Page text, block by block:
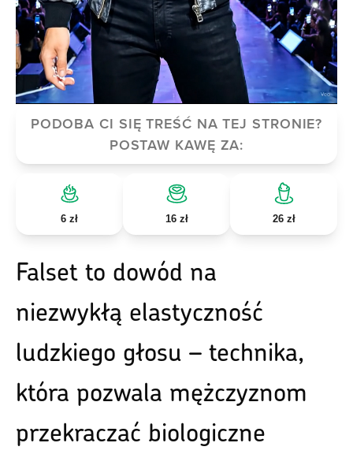
PODOBA CI SIĘ TREŚĆ NA TEJ STRONIE?
POSTAW KAWĘ ZA:
6 zł 16 zł 26 zł
Falset to dowód na
niezwykłą elastyczność
ludzkiego głosu – technika,
która pozwala mężczyznom
przekraczać biologiczne